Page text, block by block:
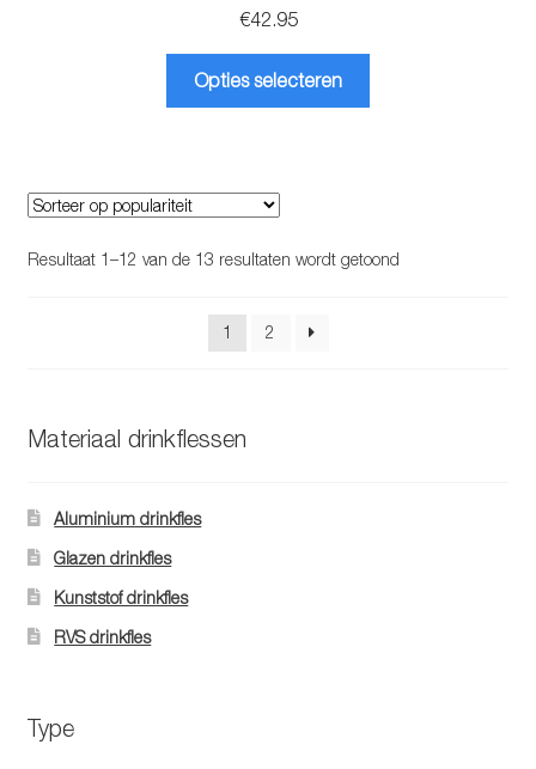
€42.95
Opties selecteren
Resultaat 1–12 van de 13 resultaten wordt getoondGesorteerd
1
2
Materiaal drinkflessen
Aluminium drinkfles
Glazen drinkfles
Kunststof drinkfles
RVS drinkfles
Type